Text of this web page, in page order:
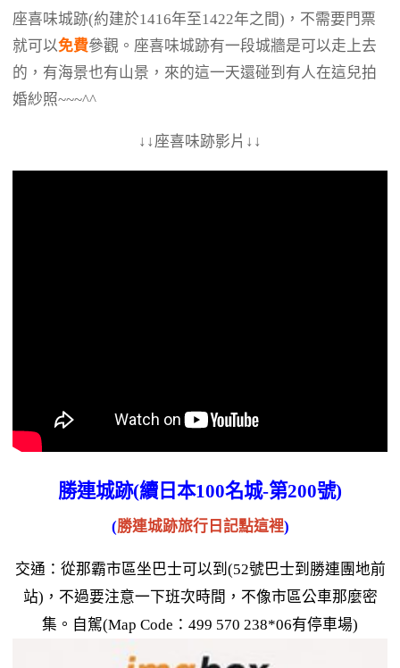
座喜味城跡(約建於1416年至1422年之間)，不需要門票
就可以免費參觀。座喜味城跡有一段城牆是可以走上去
的，有海景也有山景，來的這一天還碰到有人在這兒拍
婚紗照~~~^^
↓↓座喜味跡影片↓↓
勝連城跡(續日本100名城-第200號)
(勝連城跡旅行日記點這裡)
交通：從那霸市區坐巴士可以到(52號巴士到勝連團地前
站)，不過要注意一下班次時間，不像市區公車那麼密
集。自駕(Map Code：499 570 238*06有停車場)